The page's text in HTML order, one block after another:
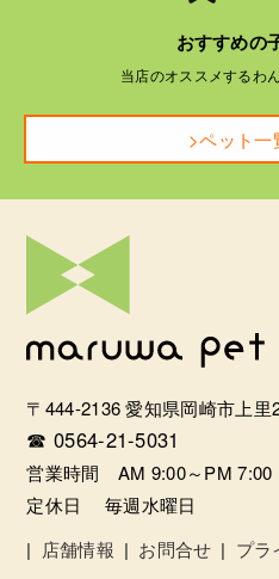
おすすめの
当店のオススメするわ
>ペット一
〒444-2136 愛知県岡崎市上里
☎ 0564-21-5031
営業時間 AM 9:00～PM 7:00
定休日 毎週水曜日
| 店舗情報 | お問合せ | プラ